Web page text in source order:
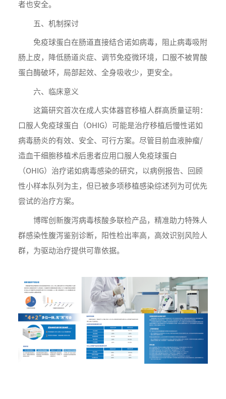
者也安全。
五、机制探讨
免疫球蛋白在肠道直接结合诺如病毒，阻止病毒吸附
肠上皮，降低肠道炎症、调节免疫微环境，口服不被胃酸
蛋白酶破坏，局部起效、全身吸收少，更安全。
六、临床意义
这篇研究首次在成人实体器官移植人群高质量证明：
口服人免疫球蛋白（OHIG）可能是治疗移植后慢性诺如
病毒肠炎的有效、安全、可行方案。尽管目前血液肿瘤/
造血干细胞移植术后患者应用口服人免疫球蛋白
（OHIG）治疗诺如病毒感染的研究，以病例报告、回顾
性小样本队列为主，但已被多项移植感染综述列为可优先
尝试的治疗方案。
博晖创新腹泻病毒核酸多联检产品，精准助力特殊人
群感染性腹泻鉴别诊断，阳性检出率高，高效识别风险人
群，为驱动治疗提供可靠依据。